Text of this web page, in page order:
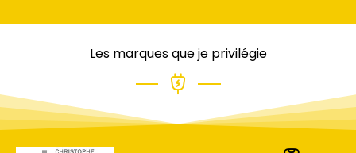
Les marques que je privilégie